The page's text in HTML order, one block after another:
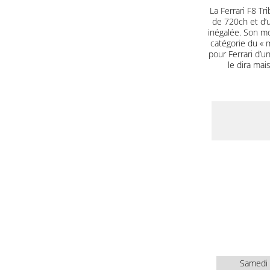
La Ferrari F8
de 720ch et
inégalée. Son
catégorie du «
pour Ferrari
le dira
Samedi